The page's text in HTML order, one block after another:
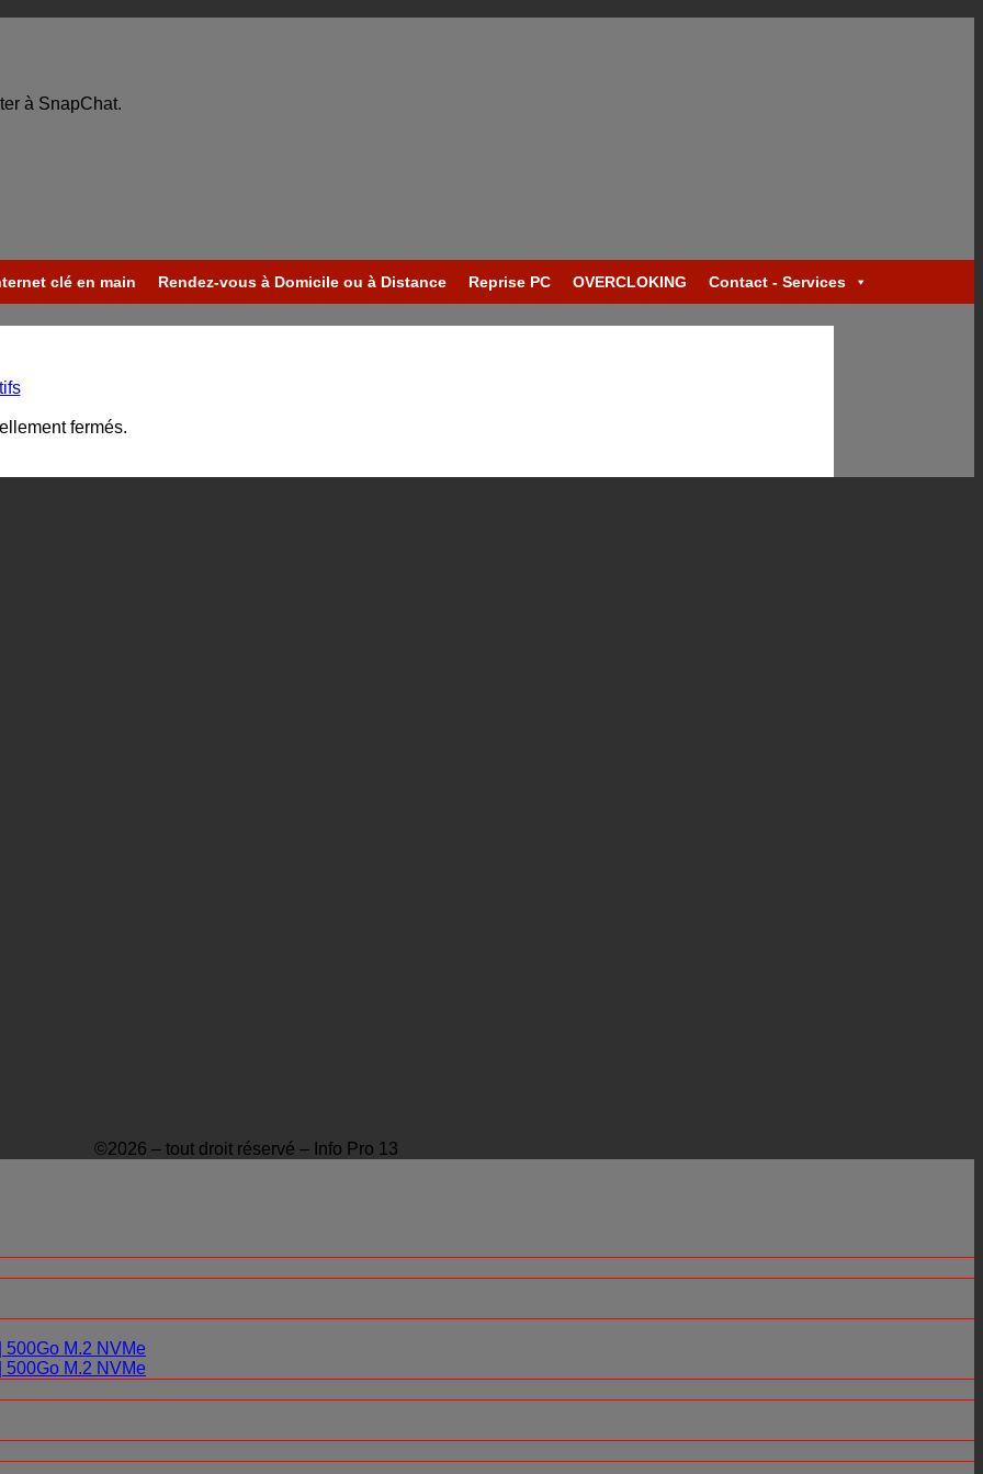
à SnapChat.
clé en main Rendez-vous à Domicile ou à Distance Reprise PC OVERCLOKING Contact - Services
fermés.
©2026 – tout droit réservé – Info Pro 13
500Go M.2 NVMe
500Go M.2 NVMe